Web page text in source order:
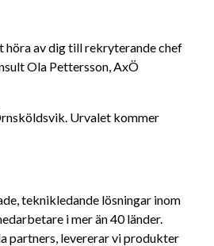
höra av dig till rekryterande chef
Ola Pettersson, AxÖ
Urvalet kommer
teknikledande lösningar inom
i mer än 40 länder.
partners, levererar vi produkter